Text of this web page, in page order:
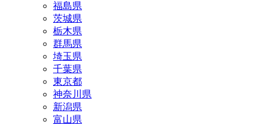
福島県
茨城県
栃木県
群馬県
埼玉県
千葉県
東京都
神奈川県
新潟県
富山県